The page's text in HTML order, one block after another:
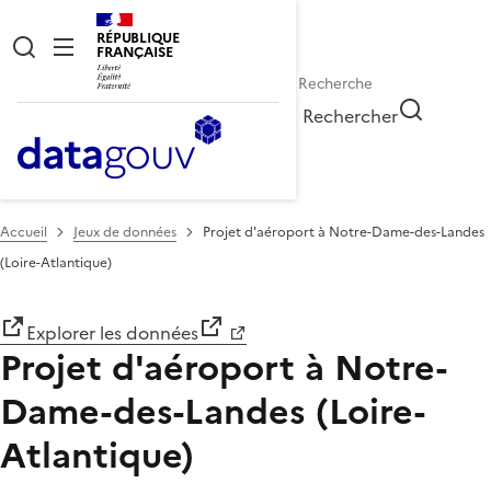
RÉPUBLIQUE
FRANÇAISE
Rechercher
Accueil Jeux de données
Projet d'aéroport à Notre-Dame-des-Landes
(Loire-Atlantique)
Explorer les données
Projet d'aéroport à Notre-
Dame-des-Landes (Loire-
Atlantique)